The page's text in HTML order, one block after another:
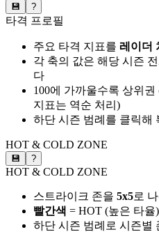
💾 ?
타격 프로필
주요 타격 지표를 레이더
각 축의 값은 해당 시즌
다
100에 가까울수록 상위
지표는 역순 처리)
하단 시즌 범례를 클릭해
HOT & COLD ZONE
💾 ?
HOT & COLD ZONE
스트라이크 존을 5x5로
빨간색 = HOT (높은 타율
하단 시즌 범례로 시즌별